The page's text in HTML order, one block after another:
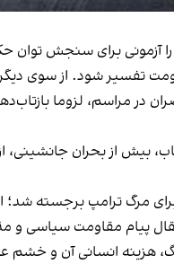
جمعیت پرشمار در مصلای تهران را آزمونی
تفسیر شود. از سوی
در مراسم، لزوما
در مدرسه میناب، بیش از بحران
پیام مقاومت سیاسی
هزینه انسانی آن و خشم